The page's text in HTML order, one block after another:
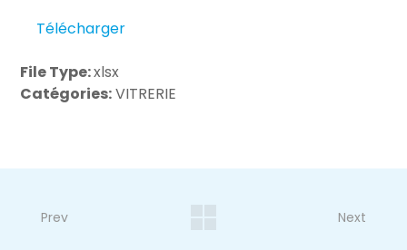
Télécharger
File Type:xlsx
Catégories:VITRERIE
Prev Next